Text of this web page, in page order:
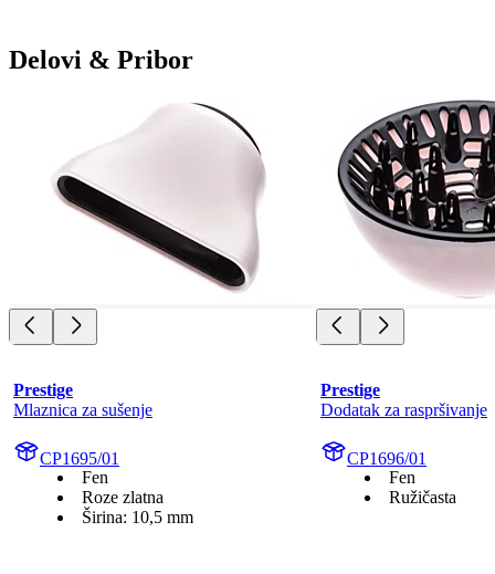
Delovi & Pribor
Prestige
Mlaznica za sušenje
CP1695/01
Fen
Roze zlatna
Širina: 10,5 mm
Prestige
Dodatak za raspršivanje
CP1696/01
Fen
Ružičasta